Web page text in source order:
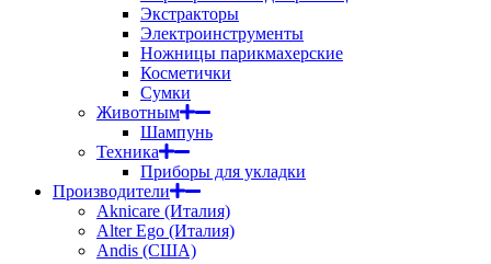
Экстракторы
Электроинструменты
Ножницы парикмахерские
Косметички
Сумки
Животным
Шампунь
Техника
Приборы для укладки
Производители
Aknicare (Италия)
Alter Ego (Италия)
Andis (США)